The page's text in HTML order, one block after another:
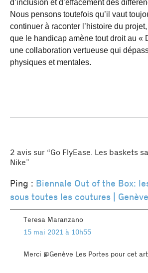
d’inclusion et d’effacement des
Nous pensons toutefois qu’il vaut
continuer à raconter l’histoire du
que le handicap amène tout droit au «
une collaboration vertueuse qui
physiques et mentales.
2 avis sur “Go FlyEase. Les baskets
Nike”
Ping : Biennale Out of the Box:
sous toutes les coutures |
Teresa Maranzano
15 mai 2021 à 10h55
Merci @Genève Les Portes pour cet